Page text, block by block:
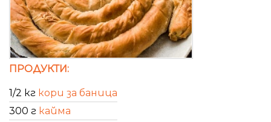
ПРОДУКТИ:
1/2 кг кори за баница
300 г кайма